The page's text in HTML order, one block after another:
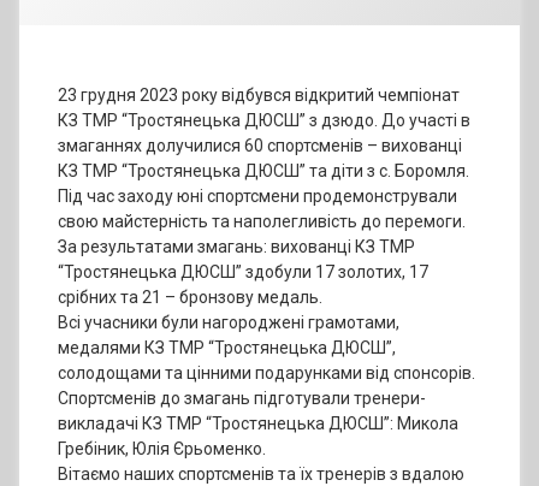
23 грудня 2023 року відбувся відкритий чемпіонат
КЗ ТМР “Тростянецька ДЮСШ” з дзюдо. До участі в
змаганнях долучилися 60 спортсменів – вихованці
КЗ ТМР “Тростянецька ДЮСШ” та діти з с. Боромля.
Під час заходу юні спортсмени продемонстрували
свою майстерність та наполегливість до перемоги.
За результатами змагань: вихованці КЗ ТМР
“Тростянецька ДЮСШ” здобули 17 золотих, 17
срібних та 21 – бронзову медаль.
Всі учасники були нагороджені грамотами,
медалями КЗ ТМР “Тростянецька ДЮСШ”,
солодощами та цінними подарунками від спонсорів.
Спортсменів до змагань підготували тренери-
викладачі КЗ ТМР “Тростянецька ДЮСШ”: Микола
Гребіник, Юлія Єрьоменко.
Вітаємо наших спортсменів та їх тренерів з вдалою